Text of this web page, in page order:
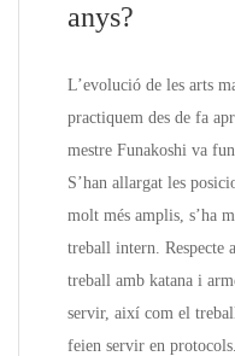
anys?
L’evolució de les arts
practiquem des de fa
mestre Funakoshi va
S’han allargat les
molt més amplis, s’ha
treball intern. Respecte
treball amb katana i
servir, així com el
feien servir en